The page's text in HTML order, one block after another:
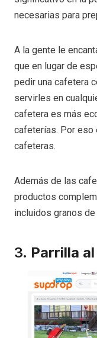
necesarias para
A la gente le
que en lugar de
pedir una cafetera
servirles en
cafetera es más
cafeterías. Por eso
cafeteras.
Además de las
productos
incluidos granos
3. Parrilla